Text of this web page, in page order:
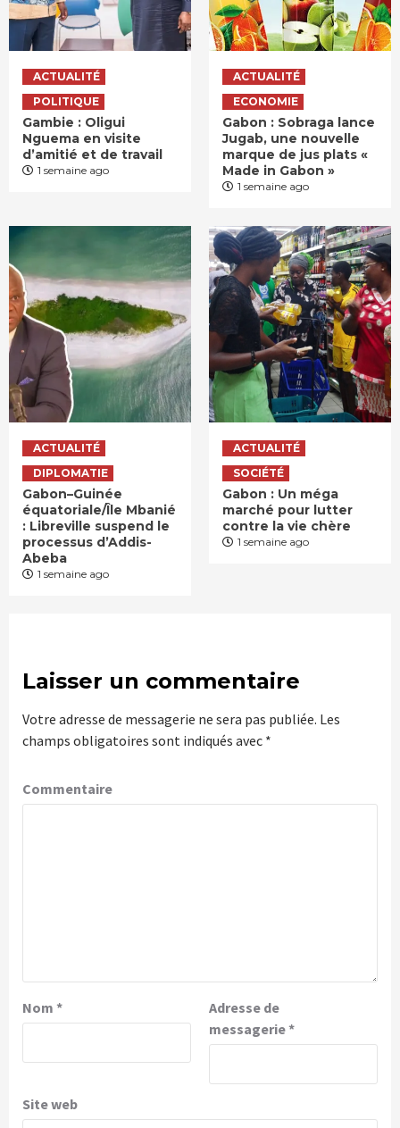
ACTUALITÉ
POLITIQUE
Gambie : Oligui
Nguema en visite
d’amitié et de travail
1 semaine ago
ACTUALITÉ
ECONOMIE
Gabon : Sobraga lance
Jugab, une nouvelle
marque de jus plats «
Made in Gabon »
1 semaine ago
ACTUALITÉ
DIPLOMATIE
Gabon–Guinée
équatoriale/Île Mbanié
: Libreville suspend le
processus d’Addis-
Abeba
1 semaine ago
ACTUALITÉ
SOCIÉTÉ
Gabon : Un méga
marché pour lutter
contre la vie chère
1 semaine ago
Laisser un commentaire
Votre adresse de messagerie ne sera pas publiée. Les
champs obligatoires sont indiqués avec *
Commentaire
Nom *
Adresse de
messagerie*
Site web